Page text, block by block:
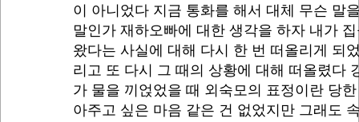
이 아니었다 지금 통화를 해서 대체 무슨 말
말인가 재하오빠에 대한 생각을 하자 내가
왔다는 사실에 대해 다시 한 번 떠올리게 되
리고 또 다시 그 때의 상황에 대해 떠올렸다
가 물을 끼얹었을 때 외숙모의 표정이란 당
아주고 싶은 마음 같은 건 없었지만 그래도